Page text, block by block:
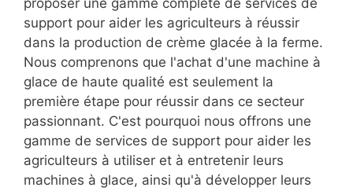
proposer une gamme complète de services de
support pour aider les agriculteurs à réussir
dans la production de crème glacée à la ferme.
Nous comprenons que l'achat d'une machine à
glace de haute qualité est seulement la
première étape pour réussir dans ce secteur
passionnant. C'est pourquoi nous offrons une
gamme de services de support pour aider les
agriculteurs à utiliser et à entretenir leurs
machines à glace, ainsi qu'à développer leurs